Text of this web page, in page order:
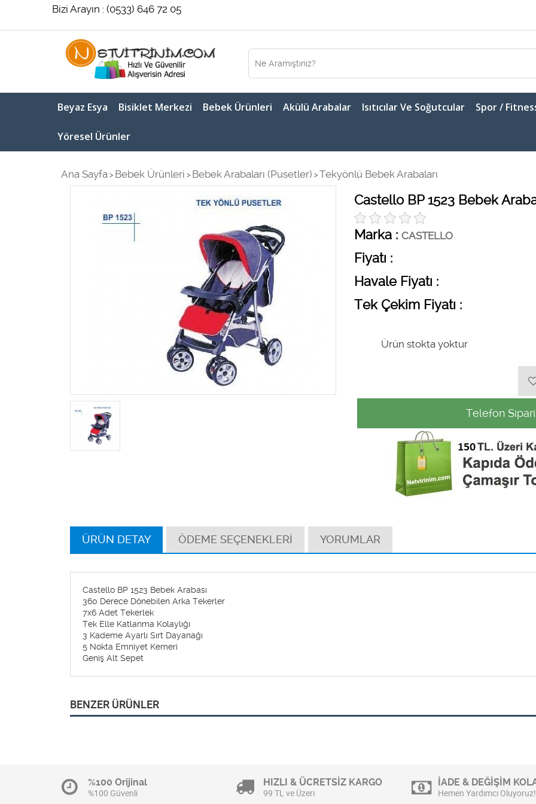
Bizi Arayın : (0533) 646 72 05
Beyaz Esya Bisiklet Merkezi Bebek Ürünleri Akülü Arabalar Isıtıcılar Ve Soğutcular Spor /
Yöresel Ürünler
Ana Sayfa > Bebek Ürünleri > Bebek Arabaları (Pusetler) > Tekyönlü Bebek Arabaları
Castello BP 1523 Bebek
Marka : CASTELLO
Fiyatı :
Havale Fiyatı :
Tek Çekim Fiyatı :
Ürün stokta yoktur
Telefon
ÜRÜN DETAY ÖDEME SEÇENEKLERİ YORUMLAR
Castello BP 1523 Bebek Arabası
360 Derece Dönebilen Arka Tekerler
7x6 Adet Tekerlek
Tek Elle Katlanma Kolaylığı
3 Kademe Ayarlı Sırt Dayanağı
5 Nokta Emniyet Kemeri
Geniş Alt Sepet
BENZER ÜRÜNLER
%100 Orijinal
%100 Güvenli
HIZLI & ÜCRETSİZ KARGO
99 TL ve Üzeri
İADE & DEĞİŞİM
Hemen Yardımcı Oluyoruz!